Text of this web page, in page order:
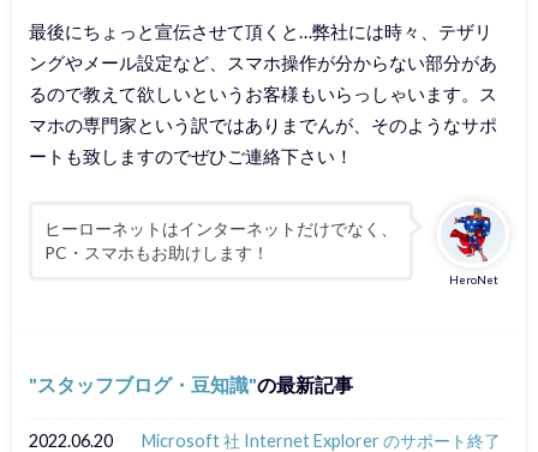
最後にちょっと宣伝させて頂くと…弊社には時々、テザリ
ングやメール設定など、スマホ操作が分からない部分があ
るので教えて欲しいというお客様もいらっしゃいます。ス
マホの専門家という訳ではありまでんが、そのようなサポ
ートも致しますのでぜひご連絡下さい！
HeroNet
ヒーローネットはインターネットだけでなく、
PC・スマホもお助けします！
スタッフブログ・豆知識 の最新記事
2022.06.20
Microsoft 社 Internet Explorer のサポート終了